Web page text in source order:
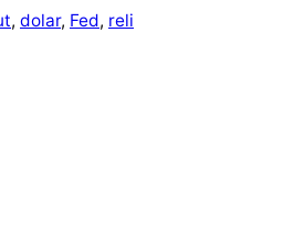
, dolar, Fed, reli